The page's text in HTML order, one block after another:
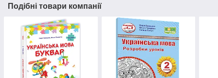
Подібні товари компанії